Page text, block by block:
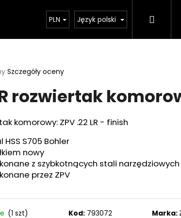
Nasz sklep Ważne zmiany
PLN Język polski Szukaj
Szczegóły oceny
rozwiertak
komorowy: ZPV .22 LR - finish
HSS S705 Bohler
nowy
z szybkotnących stali
przez ZPV
(1 szt) Kod: 793072 Marka: